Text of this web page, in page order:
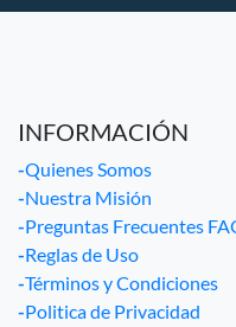
INFORMACIÓN
-Quienes Somos
-Nuestra Misión
-Preguntas Frecuentes
-Reglas de Uso
-Términos y Condiciones
-Politica de Privacidad